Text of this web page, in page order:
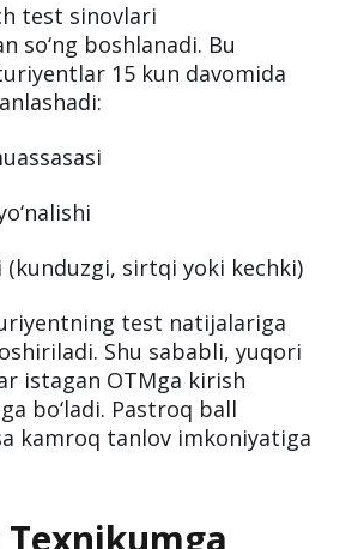
test sinovlari
so‘ng boshlanadi. Bu
15 kun davomida
(kunduzgi, sirtqi yoki kechki)
test natijalariga
Shu sababli, yuqori
istagan OTMga kirish
bo‘ladi. Pastroq ball
kamroq tanlov imkoniyatiga